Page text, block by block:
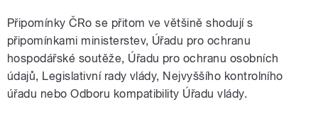
Připomínky ČRo se přitom ve většině shodují s
připomínkami ministerstev, Úřadu pro ochranu
hospodářské soutěže, Úřadu pro ochranu osobních
údajů, Legislativní rady vlády, Nejvyššího kontrolního
úřadu nebo Odboru kompatibility Úřadu vlády.